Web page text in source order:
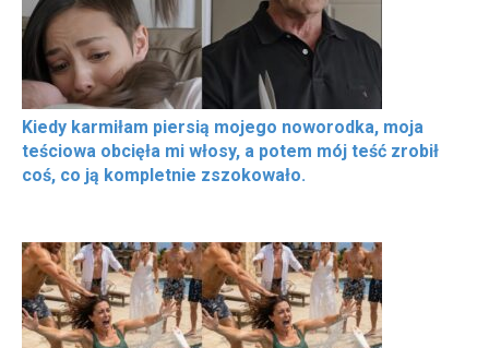
Kiedy karmiłam piersią mojego noworodka, moja
teściowa obcięła mi włosy, a potem mój teść zrobił
coś, co ją kompletnie zszokowało.